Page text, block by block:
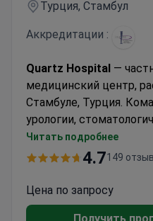
Турция, Стамбул
Аккредитации :
Quartz Hospital —
медицинский центр,
Стамбуле, Турция.
урологии,
пластической хирургии
хирургии. Клиника
выбирают Quartz
медицинской помощи.
Читать подробнее
4.7149
Цена по запросу